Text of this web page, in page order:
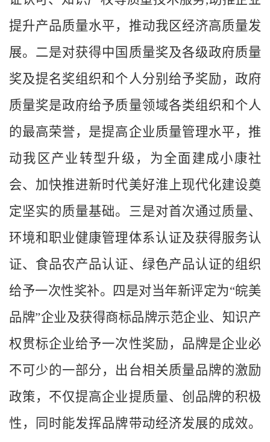
提升产品质量水平，推动我区经济高质量发
展。二是对获得中国质量奖及各级政府质量
奖及提名奖组织和个人分别给予奖励，政府
质量奖是政府给予质量领域各类组织和个人
的最高荣誉，是提高企业质量管理水平，推
动我区产业转型升级，为全面建成小康社
会、加快推进新时代美好淮上现代化建设奠
定坚实的质量基础。三是对首次通过质量、
环境和职业健康管理体系认证及获得服务认
证、食品农产品认证、绿色产品认证的组织
给予一次性奖补。四是对当年新评定为“皖美
品牌”企业及获得商标品牌示范企业、知识产
权贯标企业给予一次性奖励，品牌是企业必
不可少的一部分，出台相关质量品牌的激励
政策，不仅提高企业提质量、创品牌的积极
性，同时能发挥品牌带动经济发展的成效。